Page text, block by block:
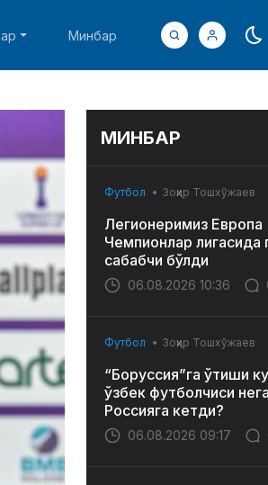
Минбар
МИНБАР
Футбол Зоҳир Тошхўжаев
Легионеримиз Европа
Чемпионлар лигасида
сабабчи бўлди
06.08.2026 10:36
Футбол Зоҳир Тошхўжаев
“Боруссия”га ўтиши
ўзбек футболчиси
Россияга кетди?
06.08.2026 09:17